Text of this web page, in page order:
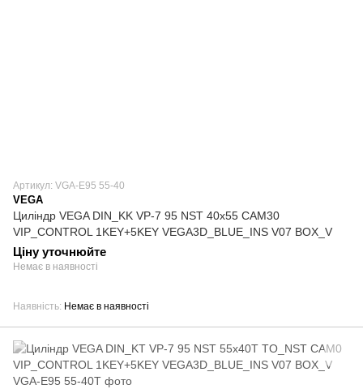
Артикул: VGA-E95 55-40
VEGA
Циліндр VEGA DIN_KK VP-7 95 NST 40x55 CAM30
VIP_CONTROL 1KEY+5KEY VEGA3D_BLUE_INS V07 BOX_V
Ціну уточнюйте
Немає в наявності
Наявність Немає в наявності